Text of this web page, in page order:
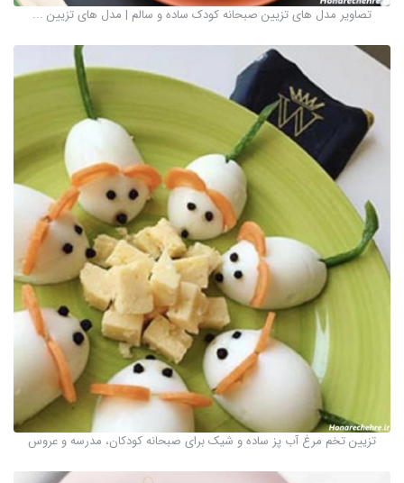
تصاویر مدل های تزیین صبحانه کودک ساده و سالم | مدل های تزیین ...
تزیین تخم مرغ آب پز ساده و شیک برای صبحانه کودکان، مدرسه و عروس